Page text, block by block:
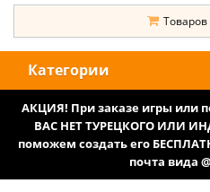
Товаров
Категории
АКЦИЯ! При заказе игры или
ВАС НЕТ ТУРЕЦКОГО ИЛИ
поможем создать его
почта вида